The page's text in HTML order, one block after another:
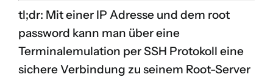
tl;dr: Mit einer IP Adresse und dem root
password kann man über eine
Terminalemulation per SSH Protokoll eine
sichere Verbindung zu seinem Root-Server